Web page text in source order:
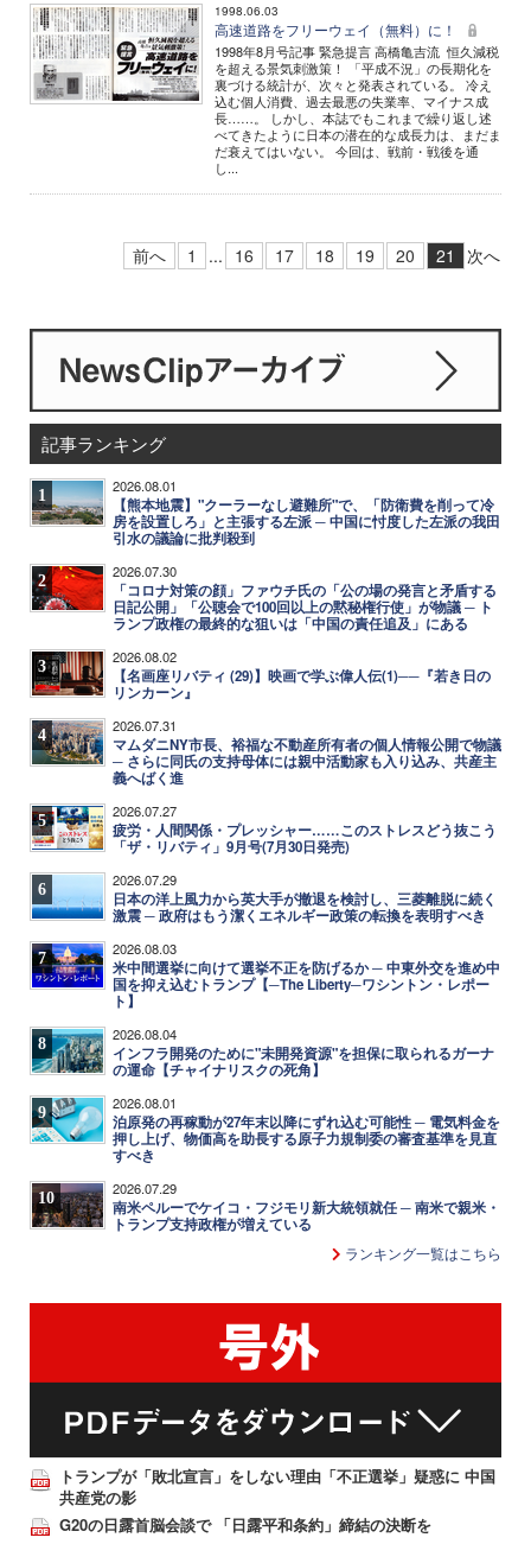
1998.06.03
高速道路をフリーウェイ（無料）に！
1998年8月号記事 緊急提言 高橋亀吉流 恒久減税
を超える景気刺激策！ 「平成不況」の長期化を
裏づける統計が、次々と発表されている。 冷え
込む個人消費、過去最悪の失業率、マイナス成
長……。 しかし、本誌でもこれまで繰り返し述
べてきたように日本の潜在的な成長力は、まだま
だ衰えてはいない。 今回は、戦前・戦後を通
し...
前へ 1 ... 16 17 18 19 20 21 次へ
記事ランキング
1 2026.08.01
【熊本地震】"クーラーなし避難所"で、「防衛費を削って冷
房を設置しろ」と主張する左派 ─ 中国に忖度した左派の我田
引水の議論に批判殺到
2 2026.07.30
「コロナ対策の顔」ファウチ氏の「公の場の発言と矛盾する
日記公開」「公聴会で100回以上の黙秘権行使」が物議 ─ ト
ランプ政権の最終的な狙いは「中国の責任追及」にある
3 2026.08.02
【名画座リバティ (29)】映画で学ぶ偉人伝(1)──『若き日の
リンカーン』
4 2026.07.31
マムダニNY市長、裕福な不動産所有者の個人情報公開で物議
─ さらに同氏の支持母体には親中活動家も入り込み、共産主
義へばく進
5 2026.07.27
疲労・人間関係・プレッシャー……このストレスどう抜こう
「ザ・リバティ」9月号(7月30日発売)
6 2026.07.29
日本の洋上風力から英大手が撤退を検討し、三菱離脱に続く
激震 ─ 政府はもう潔くエネルギー政策の転換を表明すべき
7 2026.08.03
米中間選挙に向けて選挙不正を防げるか ─ 中東外交を進め中
国を抑え込むトランプ【─The Liberty─ワシントン・レポー
ト】
8 2026.08.04
インフラ開発のために"未開発資源"を担保に取られるガーナ
の運命【チャイナリスクの死角】
9 2026.08.01
泊原発の再稼動が27年末以降にずれ込む可能性 ─ 電気料金を
押し上げ、物価高を助長する原子力規制委の審査基準を見直
すべき
10 2026.07.29
南米ペルーでケイコ・フジモリ新大統領就任 ─ 南米で親米・
トランプ支持政権が増えている
ランキング一覧はこちら
トランプが「敗北宣言」をしない理由「不正選挙」疑惑に 中国
共産党の影
G20の日露首脳会談で 「日露平和条約」締結の決断を